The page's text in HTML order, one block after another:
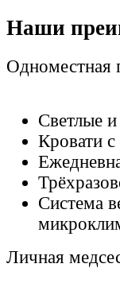
Наши
Одноместная
Светлые
Кровати
Система
Личная